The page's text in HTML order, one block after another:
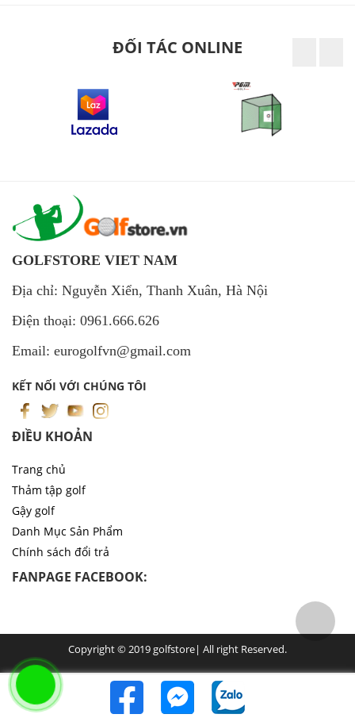
ĐỐI TÁC ONLINE
GOLFSTORE VIET NAM
Địa chỉ: Nguyễn Xiển, Thanh Xuân, Hà Nội
Điện thoại: 0961.666.626
Email: eurogolfvn@gmail.com
KẾT NỐI VỚI CHÚNG TÔI
ĐIỀU KHOẢN
Trang chủ
Thảm tập golf
Gậy golf
Danh Mục Sản Phẩm
Chính sách đổi trả
FANPAGE FACEBOOK:
Copyright © 2019 golfstore| All right Reserved.